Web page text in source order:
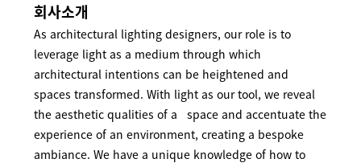
회사소개
As architectural lighting designers, our role is to
leverage light as a medium through which
architectural intentions can be heightened and
spaces transformed. With light as our tool, we reveal
the aesthetic qualities of a space and accentuate the
experience of an environment, creating a bespoke
ambiance. We have a unique knowledge of how to